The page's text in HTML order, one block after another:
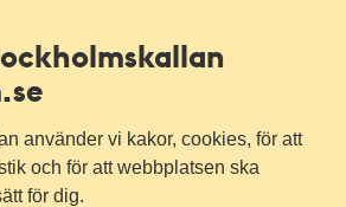
använder vi kakor, cookies, för att
och för att webbplatsen ska
för dig.